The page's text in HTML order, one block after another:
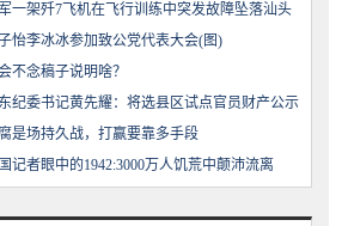
一架歼7飞机在飞行训练中突发故障坠落汕头
怡李冰冰参加致公党代表大会(图)
不念稿子说明啥？
纪委书记黄先耀：将选县区试点官员财产公示
是场持久战，打赢要靠多手段
记者眼中的1942:3000万人饥荒中颠沛流离